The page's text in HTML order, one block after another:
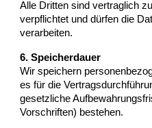
Alle Dritten sind vertraglich
verpflichtet und dürfen die
verarbeiten.
6. Speicherdauer
Wir speichern
es für die
gesetzliche
Vorschriften) bestehen.